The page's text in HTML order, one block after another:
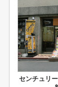
センチュリ